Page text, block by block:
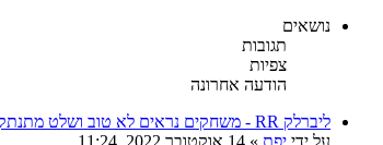
נושאים
תגובות
צפיות
הודעה אחרונה
ליברלק RR - משחקים נראים לא טוב ושלט מתנתק